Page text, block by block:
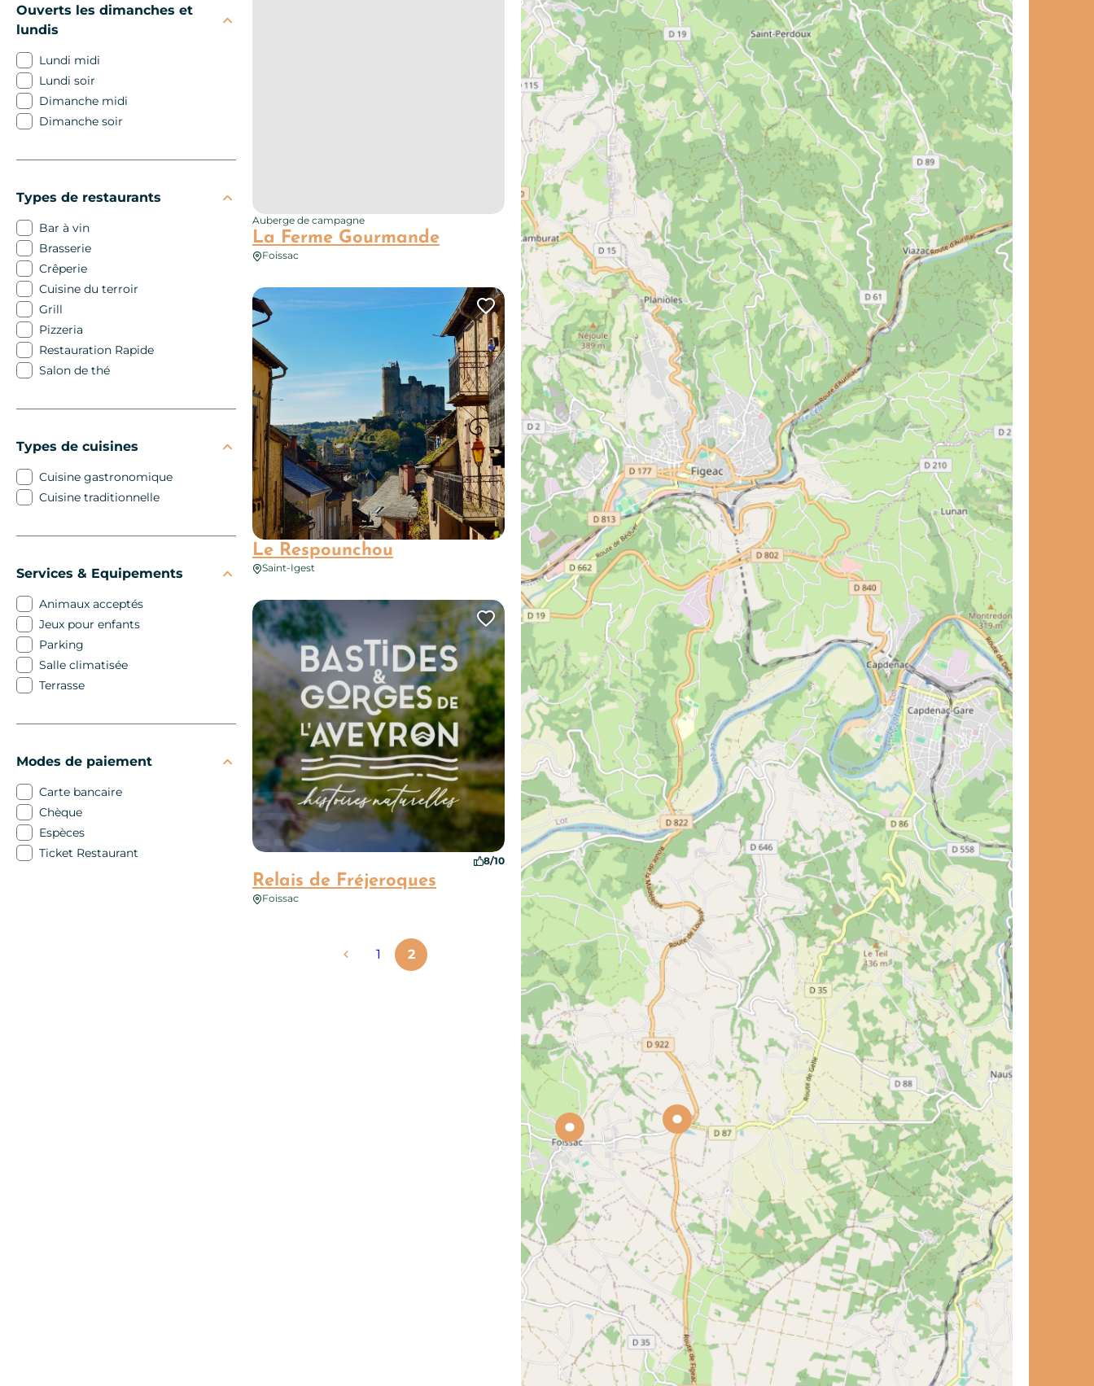
Ouverts les dimanches et
lundis
Lundi midi
Lundi soir
Dimanche midi
Dimanche soir
Types de restaurants
Bar à vin
Brasserie
Crêperie
Cuisine du terroir
Grill
Pizzeria
Restauration Rapide
Salon de thé
Types de cuisines
Cuisine gastronomique
Cuisine traditionnelle
Services & Equipements
Animaux acceptés
Jeux pour enfants
Parking
Salle climatisée
Terrasse
Modes de paiement
Carte bancaire
Chèque
Espèces
Ticket Restaurant
Auberge de campagne
La Ferme Gourmande
Foissac
Le Respounchou
Saint-Igest
Ajouter cette page au carnet de voyage ?
8/10
Relais de Fréjeroques
Foissac
Relais de Fréjeroques
Ajouter cette page au carnet de voyage ?
1 2